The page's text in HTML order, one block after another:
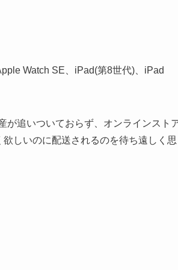
Watch SE、iPad(第8世代)、iPad
が追いついておらず、オンラインスト
しいのに配送されるのを待ち遠しく思